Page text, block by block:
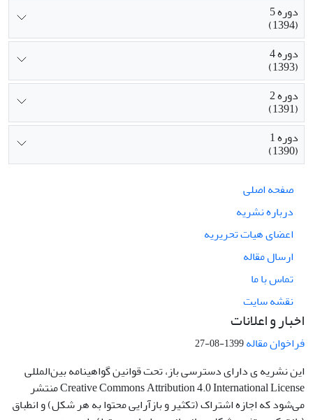
دوره 5
(1394)
دوره 4
(1393)
دوره 2
(1391)
دوره 1
(1390)
صفحه اصلی
درباره نشریه
اعضای هیات تحریریه
ارسال مقاله
تماس با ما
نقشه سایت
اخبار و اعلانات
فراخوان مقاله1399-08-27
این نشریه ی دارای دسترسی باز، تحت قوانین گواهینامه بین‌المللی
Creative Commons Attribution 4.0 International License منتشر
می‌شود که اجازه اشتراک (تکثیر و بازآرایی محتوا به هر شکل) و انطباق